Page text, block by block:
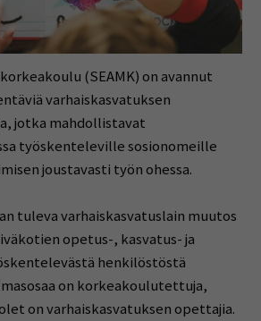
(SEAMK) on avannut
varhaiskasvatuksen
jotka mahdollistavat
työskenteleville sosionomeille
joustavasti työn ohessa.
tuleva varhaiskasvatuslain muutos
opetus-, kasvatus- ja
henkilöstöstä
on korkeakoulutettuja,
on varhaiskasvatuksen opettajia.